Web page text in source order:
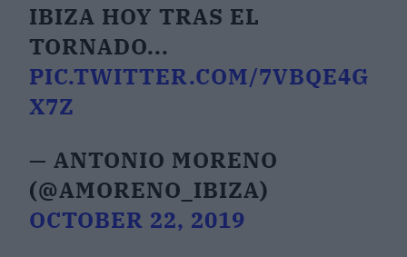
IBIZA HOY TRAS EL
TORNADO...
PIC.TWITTER.COM/7VBQE4G
X7Z
— ANTONIO MORENO
(@AMORENO_IBIZA)
OCTOBER 22, 2019